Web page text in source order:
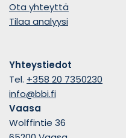
Ota yhteyttä
Tilaa analyysi
Yhteystiedot
Tel. +358 20 7350230
info@bbi.fi
Vaasa
Wolffintie 36